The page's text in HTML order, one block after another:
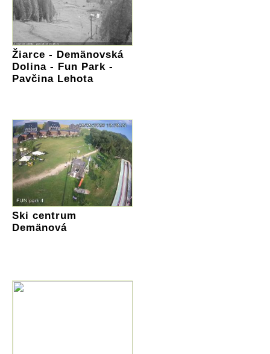
Žiarce - Demänovská
Dolina - Fun Park -
Pavčina Lehota
Ski centrum
Demänová